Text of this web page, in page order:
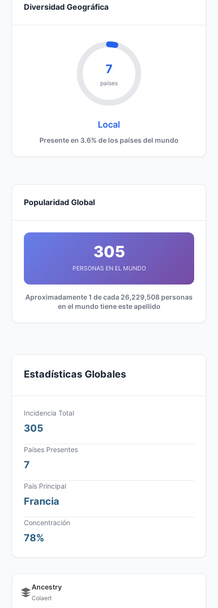
Diversidad Geográfica
7
países
Local
Presente en 3.6% de los países del mundo
Popularidad Global
305
PERSONAS EN EL MUNDO
Aproximadamente 1 de cada 26,229,508 personas
en el mundo tiene este apellido
Estadísticas Globales
Incidencia Total
305
Países Presentes
7
País Principal
Francia
Concentración
78%
Ancestry
Colaert